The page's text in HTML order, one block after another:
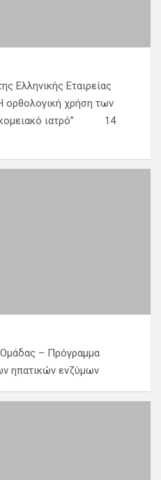
Ελληνικής Εταιρείας
ορθολογική χρήση των
ιατρό” 14
– Πρόγραμμα
ηπατικών ενζύμων